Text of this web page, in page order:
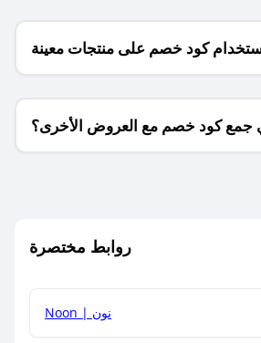
كود خصم على منتجات معينة
فقط؟
جمع كود خصم مع العروض الأخرى؟
روابط مختصرة
Noon | نون